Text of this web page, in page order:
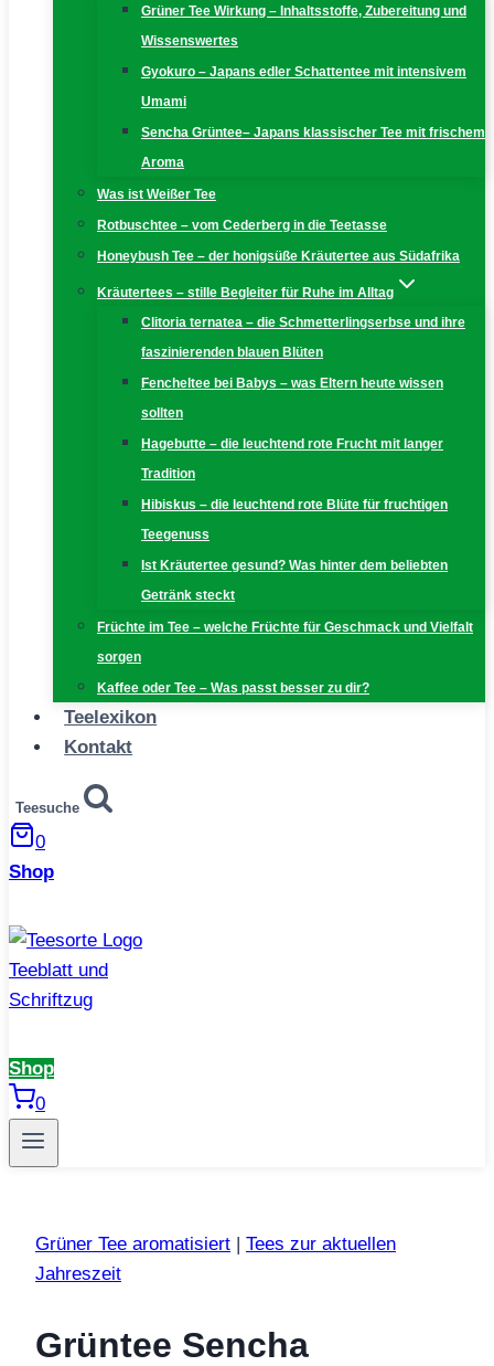
Grüner Tee Wirkung – Inhaltsstoffe, Zubereitung und
Wissenswertes
Gyokuro – Japans edler Schattentee mit intensivem
Umami
Sencha Grüntee– Japans klassischer Tee mit frischem
Aroma
Was ist Weißer Tee
Rotbuschtee – vom Cederberg in die Teetasse
Honeybush Tee – der honigsüße Kräutertee aus Südafrika
Kräutertees – stille Begleiter für Ruhe im Alltag
Clitoria ternatea – die Schmetterlingserbse und ihre
faszinierenden blauen Blüten
Fencheltee bei Babys – was Eltern heute wissen
sollten
Hagebutte – die leuchtend rote Frucht mit langer
Tradition
Hibiskus – die leuchtend rote Blüte für fruchtigen
Teegenuss
Ist Kräutertee gesund? Was hinter dem beliebten
Getränk steckt
Früchte im Tee – welche Früchte für Geschmack und Vielfalt
sorgen
Kaffee oder Tee – Was passt besser zu dir?
Teelexikon
Kontakt
Teesuche
0
Shop
Shop
0
Grüner Tee aromatisiert
Tees zur aktuellen
Jahreszeit
Grüntee Sencha